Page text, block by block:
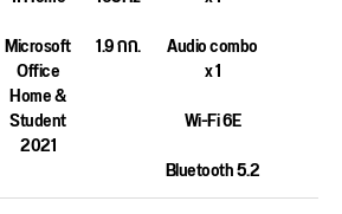
Microsoft
Office
Home &
Student
2021
1.9 กก.
Audio combo
x 1
Wi-Fi 6E
Bluetooth 5.2